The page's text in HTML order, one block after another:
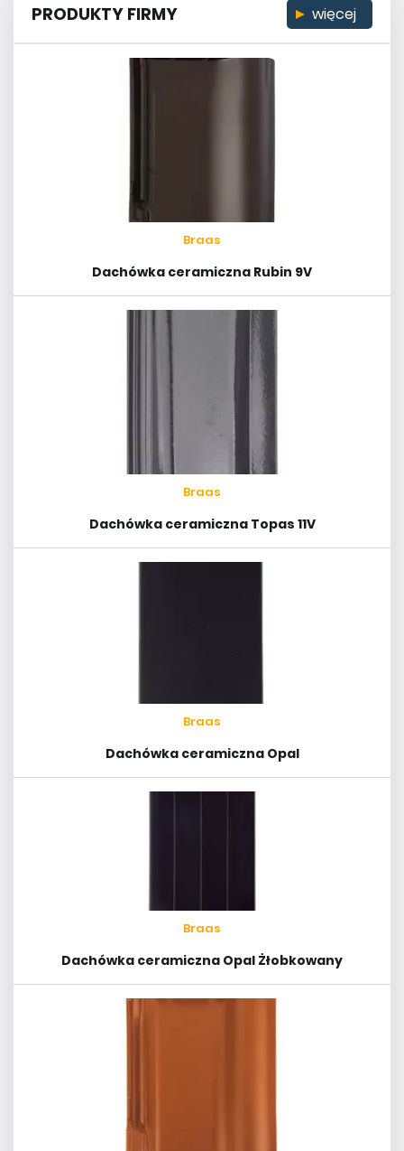
PRODUKTY FIRMY więcej
Braas
Dachówka ceramiczna Rubin 9V
Braas
Dachówka ceramiczna Topas 11V
Braas
Dachówka ceramiczna Opal
Braas
Dachówka ceramiczna Opal Żłobkowany